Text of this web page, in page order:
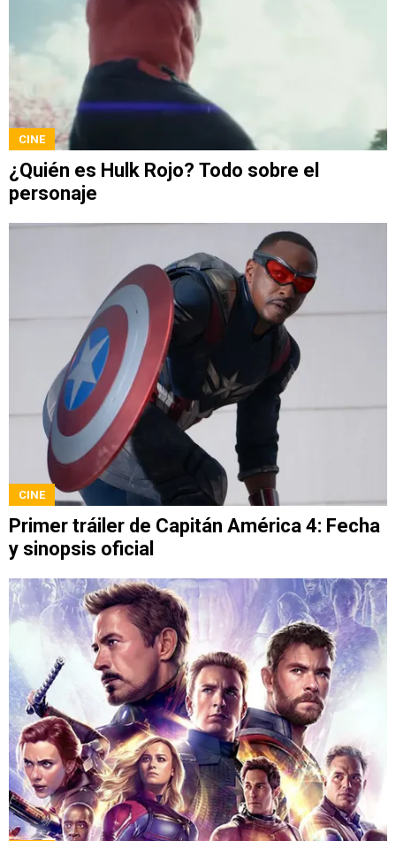
CINE
¿Quién es Hulk Rojo? Todo sobre el
personaje
CINE
Primer tráiler de Capitán América 4: Fecha
y sinopsis oficial